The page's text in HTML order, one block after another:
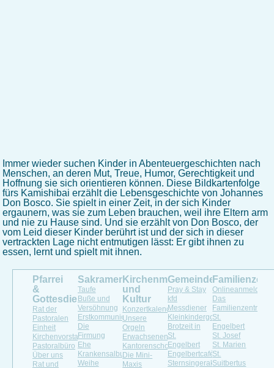
Immer wieder suchen Kinder in Abenteuergeschichten nach
Menschen, an deren Mut, Treue, Humor, Gerechtigkeit und
Hoffnung sie sich orientieren können. Diese Bildkartenfolge
fürs Kamishibai erzählt die Lebensgeschichte von Johannes
Don Bosco. Sie spielt in einer Zeit, in der sich Kinder
ergaunern, was sie zum Leben brauchen, weil ihre Eltern arm
und nie zu Hause sind. Und sie erzählt von Don Bosco, der
vom Leid dieser Kinder berührt ist und der sich in dieser
vertrackten Lage nicht entmutigen lässt: Er gibt ihnen zu
essen, lernt und spielt mit ihnen.
Pfarrei
&
Gottesdienste
Rat der
Pastoralen
Einheit
Kirchenvorstand
Pastoralbüro
Über uns
Rat und
Sakramente
Taufe
Buße und
Versöhnung
Erstkommunion
Die
Firmung
Ehe
Krankensalbung
Weihe
Kirchenmusik
und
Kultur
Konzertkalender
Unsere
Orgeln
Erwachsenenchöre
Kantorenschola
Die Mini-
Maxis
Gemeindeleben
Pray & Stay
kfd
Messdiener
Kleinkindergottesdienst
Brotzeit in
St.
Engelbert
Engelbertcafé
Sternsingeraktion
Onlineanmeldung
Das
Familienzentrum
St.
Engelbert
St. Josef
St. Marien
St.
Suitbertus